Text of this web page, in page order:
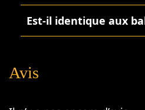
Est-il identique aux
Avis